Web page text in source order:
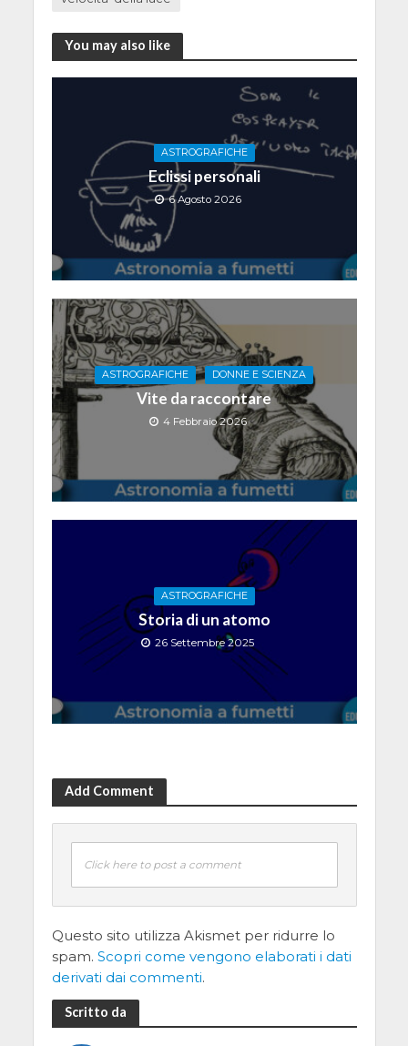
You may also like
ASTROGRAFICHE
Eclissi personali
6 Agosto 2026
ASTROGRAFICHE DONNE E SCIENZA
Vite da raccontare
4 Febbraio 2026
ASTROGRAFICHE
Storia di un atomo
26 Settembre 2025
Add Comment
Click here to post a comment
Questo sito utilizza Akismet per ridurre lo
spam. Scopri come vengono elaborati i dati
derivati dai commenti.
Scritto da